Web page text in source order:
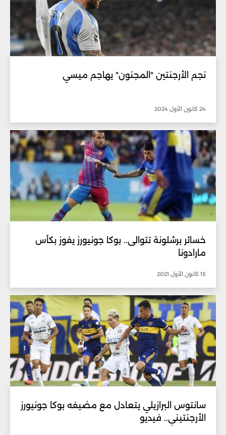
نجم الأرجنتين "المجنون" يهاجم ميسي
24 كانون الأول 2024
خسائر برشلونة تتوالى.. بوكا جونيورز يفوز بكأس
مارادونا
15 كانون الأول 2021
سانتوس البرازيلي يتعادل مع مضيفه بوكا جونيورز
الأرجنتيني.. فيديو